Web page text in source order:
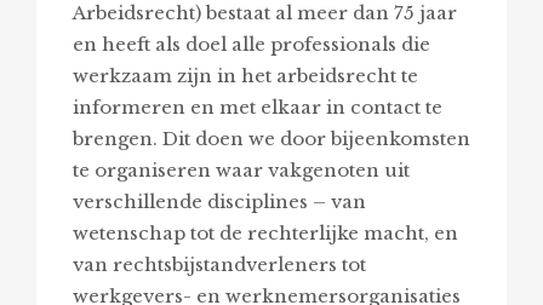
Arbeidsrecht) bestaat al meer dan 75 jaar
en heeft als doel alle professionals die
werkzaam zijn in het arbeidsrecht te
informeren en met elkaar in contact te
brengen. Dit doen we door bijeenkomsten
te organiseren waar vakgenoten uit
verschillende disciplines – van
wetenschap tot de rechterlijke macht, en
van rechtsbijstandverleners tot
werkgevers- en werknemersorganisaties